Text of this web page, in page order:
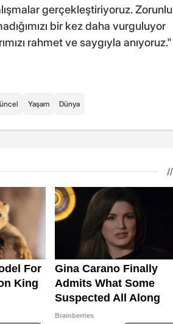
gerçekleştiriyoruz. Zorunlu
bir kez daha vurguluyor
rahmet ve saygıyla anıyoruz."
Yaşam Dünya